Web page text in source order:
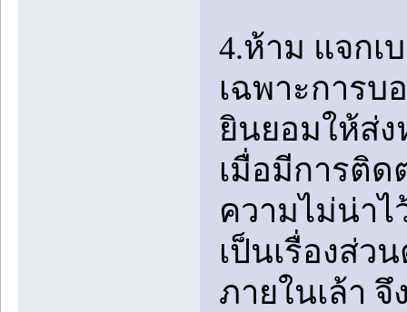
4.ห้าม แจกเ
เฉพาะการบ
ยินยอมให้ส่
เมื่อมีการติ
ความไม่น่า
เป็นเรื่องส่ว
ภายในเล้า